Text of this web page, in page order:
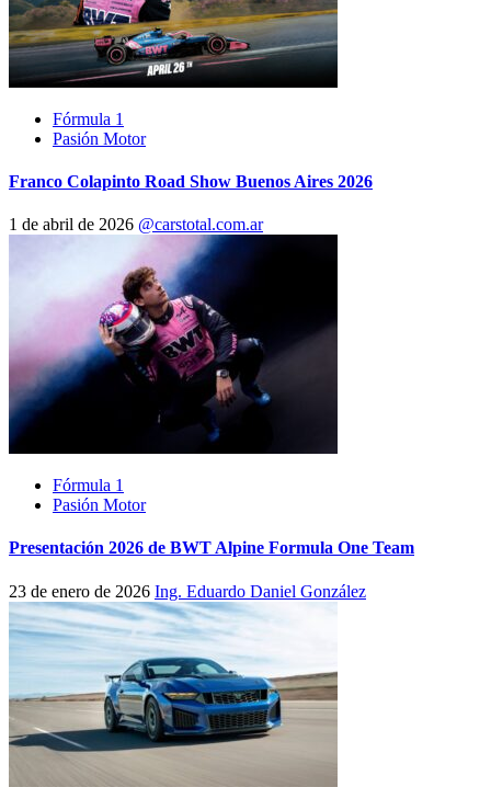
Fórmula 1
Pasión Motor
Franco Colapinto Road Show Buenos Aires 2026
1 de abril de 2026 @carstotal.com.ar
Fórmula 1
Pasión Motor
Presentación 2026 de BWT Alpine Formula One Team
23 de enero de 2026 Ing. Eduardo Daniel González